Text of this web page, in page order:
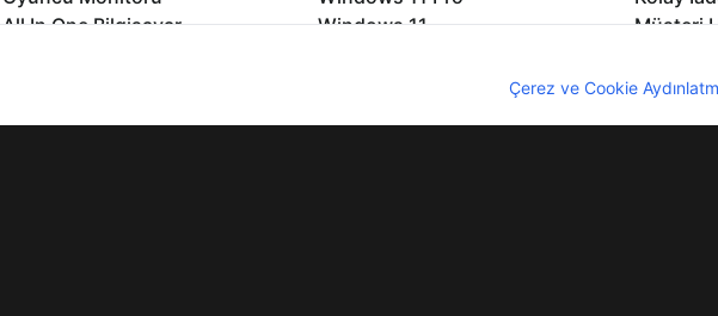
All In One Bilgisayar
Windows 11
Excalibur Duvar Kağıtları
Müşteri
Logo ve
Çerez ve Cookie